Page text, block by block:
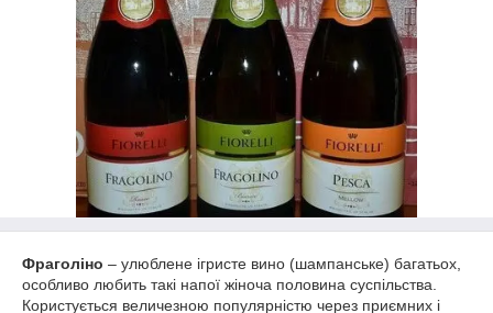
Фраголіно – улюблене ігристе вино (шампанське) багатьох,
особливо любить такі напої жіноча половина суспільства.
Користується величезною популярністю через приємних і